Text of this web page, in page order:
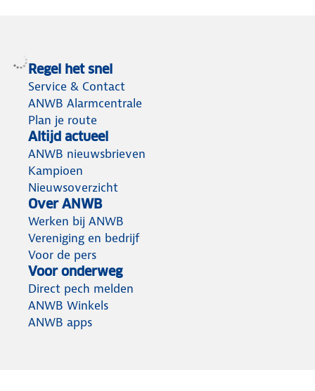
Regel het snel
Service & Contact
ANWB Alarmcentrale
Plan je route
Altijd actueel
ANWB nieuwsbrieven
Kampioen
Nieuwsoverzicht
Over ANWB
Werken bij ANWB
Vereniging en bedrijf
Voor de pers
Voor onderweg
Direct pech melden
ANWB Winkels
ANWB apps